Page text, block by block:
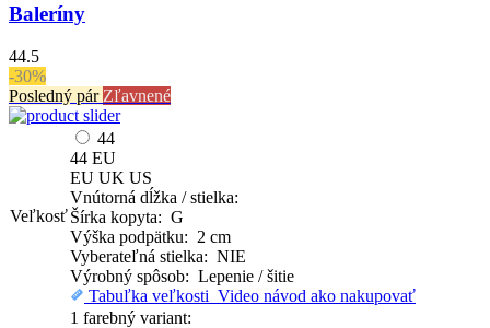
Baleríny
44.5
-30%
Posledný pár Zľavnené
Veľkosť
44
44 EU
EU UK US
Vnútorná dĺžka / stielka:
Šírka kopyta: G
Výška podpätku: 2 cm
Vyberateľná stielka: NIE
Výrobný spôsob: Lepenie / šitie
Tabuľka veľkosti Video návod ako nakupovať
1 farebný variant: